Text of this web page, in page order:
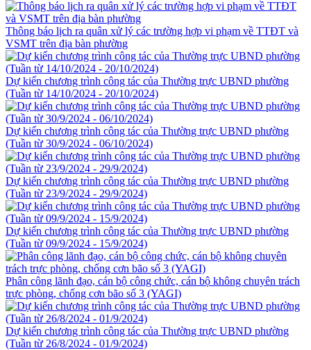
Thông báo lịch ra quân xử lý các trường hợp vi phạm về TTĐT và
VSMT trên địa bàn phường
Dự kiến chương trình công tác của Thường trực UBND phường
(Tuần từ 14/10/2024 - 20/10/2024)
Dự kiến chương trình công tác của Thường trực UBND phường
(Tuần từ 30/9/2024 - 06/10/2024)
Dự kiến chương trình công tác của Thường trực UBND phường
(Tuần từ 23/9/2024 - 29/9/2024)
Dự kiến chương trình công tác của Thường trực UBND phường
(Tuần từ 09/9/2024 - 15/9/2024)
Phân công lãnh đạo, cán bộ công chức, cán bộ không chuyên trách
trực phòng, chống cơn bão số 3 (YAGI)
Dự kiến chương trình công tác của Thường trực UBND phường
(Tuần từ 26/8/2024 - 01/9/2024)